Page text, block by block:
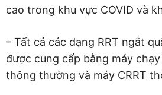
cao trong khu vực COVID và
– Tất cả các dạng RRT ngắt
được cung cấp bằng máy
thông thường và máy CRRT